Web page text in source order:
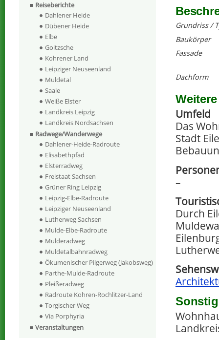
Grundriss /
Baukörper
Fassade
Dachform
Umfeld
Das
Stadt
–
Durch
Reiseberichte
Dahlener Heide
Dübener Heide
Elbe
Goitzsche
Kohrener Land
Leipziger Neuseenland
Muldetal
Saale
Weiße Elster
Landkreis Leipzig
Landkreis Nordsachsen
Radwege/Wanderwege
Dahlener-Heide-Radroute
Elisabethpfad
Elsterradweg
Freistaat Sachsen
Grüner Ring Leipzig
Leipzig-Elbe-Radroute
Leipziger Neuseenland
Lutherweg Sachsen
Mulde-Elbe-Radroute
Mulderadweg
Muldetalbahnradweg
Ökumenischer Pilgerweg (Jakobsweg)
Parthe-Mulde-Radroute
Pleißeradweg
Radroute Kohren-Rochlitzer-Land
Torgischer Weg
Via Porphyria
Veranstaltungen